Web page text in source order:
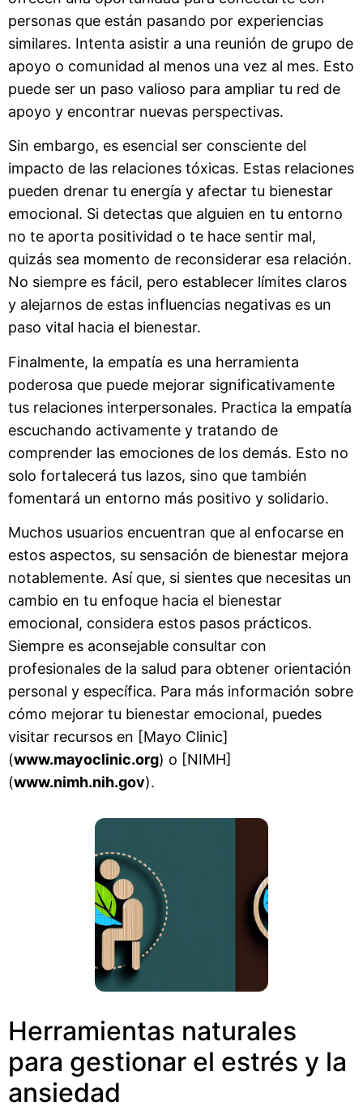
personas que están pasando por experiencias
similares. Intenta asistir a una reunión de grupo de
apoyo o comunidad al menos una vez al mes. Esto
puede ser un paso valioso para ampliar tu red de
apoyo y encontrar nuevas perspectivas.
Sin embargo, es esencial ser consciente del
impacto de las relaciones tóxicas. Estas relaciones
pueden drenar tu energía y afectar tu bienestar
emocional. Si detectas que alguien en tu entorno
no te aporta positividad o te hace sentir mal,
quizás sea momento de reconsiderar esa relación.
No siempre es fácil, pero establecer límites claros
y alejarnos de estas influencias negativas es un
paso vital hacia el bienestar.
Finalmente, la empatía es una herramienta
poderosa que puede mejorar significativamente
tus relaciones interpersonales. Practica la empatía
escuchando activamente y tratando de
comprender las emociones de los demás. Esto no
solo fortalecerá tus lazos, sino que también
fomentará un entorno más positivo y solidario.
Muchos usuarios encuentran que al enfocarse en
estos aspectos, su sensación de bienestar mejora
notablemente. Así que, si sientes que necesitas un
cambio en tu enfoque hacia el bienestar
emocional, considera estos pasos prácticos.
Siempre es aconsejable consultar con
profesionales de la salud para obtener orientación
personal y específica. Para más información sobre
cómo mejorar tu bienestar emocional, puedes
visitar recursos en [Mayo Clinic]
(www.mayoclinic.org) o [NIMH]
(www.nimh.nih.gov).
Herramientas naturales
para gestionar el estrés y la
ansiedad